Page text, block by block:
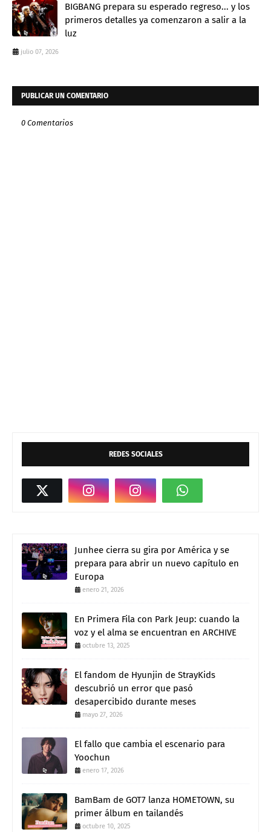
BIGBANG prepara su esperado regreso... y los
primeros detalles ya comenzaron a salir a la
luz
julio 07, 2026
PUBLICAR UN COMENTARIO
0 Comentarios
REDES SOCIALES
Junhee cierra su gira por América y se
prepara para abrir un nuevo capítulo en
Europa
enero 21, 2026
En Primera Fila con Park Jeup: cuando la
voz y el alma se encuentran en ARCHIVE
octubre 13, 2025
El fandom de Hyunjin de StrayKids
descubrió un error que pasó
desapercibido durante meses
mayo 27, 2026
El fallo que cambia el escenario para
Yoochun
enero 17, 2026
BamBam de GOT7 lanza HOMETOWN, su
primer álbum en tailandés
octubre 10, 2025